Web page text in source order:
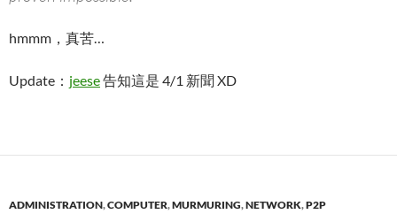
hmmm，真苦…
Update： jeese告知這是 4/1 新聞 XD
ADMINISTRATION,COMPUTER,MURMURING,NETWORK,P2P